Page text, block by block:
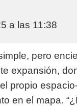
a las 11:38
pero
expansión,
propio
en el mapa.